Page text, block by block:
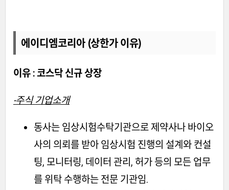
에이디엠코리아 (상한가 이유)
이유 : 코스닥 신규 상장
-주식 기업소개
동사는 임상시험수탁기관으로 제약사나 바이오
사의 의뢰를 받아 임상시험 진행의 설계와 컨설
팅, 모니터링, 데이터 관리, 허가 등의 모든 업무
를 위탁 수행하는 전문 기관임.